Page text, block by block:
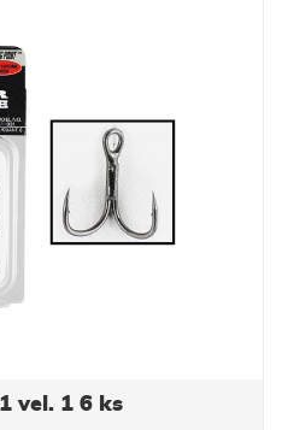
vel. 1 6 ks